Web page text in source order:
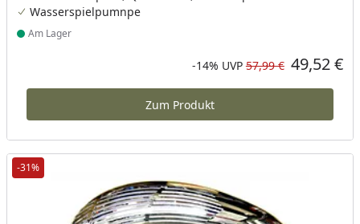
Wasserspielpumnpe
Produkt am Lager
Am Lager
Rabatt in Prozent
-14%
Ursprünglicher Preis
UVP 57,99 €
Aktueller Preis 49,52 €
Zum Produkt
-31%